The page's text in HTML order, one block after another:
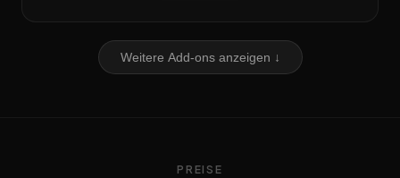
Weitere Add-ons anzeigen ↓
PREISE